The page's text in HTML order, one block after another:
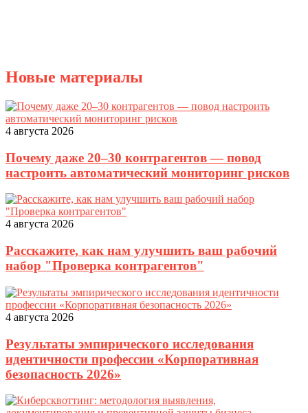
Новые материалы
4 августа 2026
Почему даже 20–30 контрагентов — повод
настроить автоматический мониторинг рисков
4 августа 2026
Расскажите, как нам улучшить ваш рабочий
набор "Проверка контрагентов"
4 августа 2026
Результаты эмпирического исследования
идентичности профессии «Корпоративная
безопасность 2026»